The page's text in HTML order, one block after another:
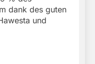
dank des guten
und